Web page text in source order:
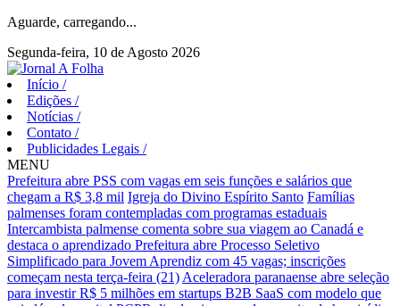
Aguarde, carregando...
Segunda-feira, 10 de Agosto 2026
Início /
Edições /
Notícias /
Contato /
Publicidades Legais /
MENU
Prefeitura abre PSS com vagas em seis funções e salários que
chegam a R$ 3,8 mil Igreja do Divino Espírito Santo Famílias
palmenses foram contempladas com programas estaduais
Intercambista palmense comenta sobre sua viagem ao Canadá e
destaca o aprendizado Prefeitura abre Processo Seletivo
Simplificado para Jovem Aprendiz com 45 vagas; inscrições
começam nesta terça-feira (21) Aceleradora paranaense abre seleção
para investir R$ 5 milhões em startups B2B SaaS com modelo que